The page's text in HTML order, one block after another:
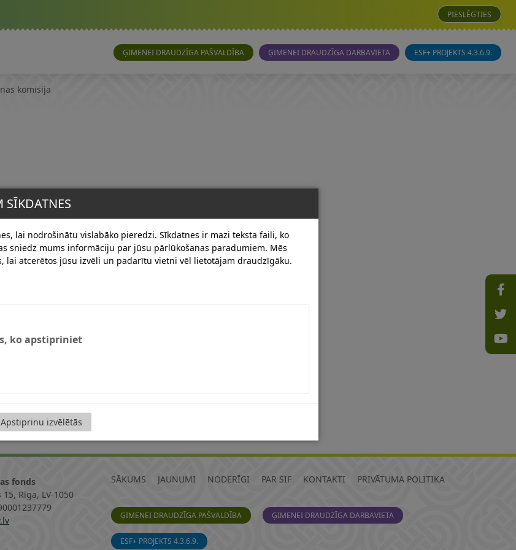
PIESLĒGTIES
ĢIMENEI DRAUDZĪGA PAŠVALDĪBA ĢIMENEI DRAUDZĪGA DARBAVIETA ESF+ PROJEKTS 4.3.6.9.
komisija
fonds
Rīga, LV-1050
SĀKUMS JAUNUMI NODERĪGI PAR SIF KONTAKTI PRIVĀTUMA POLITIKA
ĢIMENEI DRAUDZĪGA PAŠVALDĪBA ĢIMENEI DRAUDZĪGA DARBAVIETA
ESF+ PROJEKTS 4.3.6.9.
SĪKDATNES
lai nodrošinātu vislabāko pieredzi. Sīkdatnes ir mazi teksta faili, ko
sniedz mums informāciju par jūsu pārlūkošanas paradumiem. Mēs
lai atcerētos jūsu izvēli un padarītu vietni vēl lietotājam draudzīgāku.
ko apstipriniet
Apstiprinu izvēlētās